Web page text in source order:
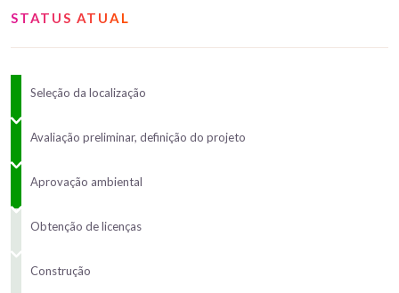
STATUS ATUAL
Seleção da localização
Avaliação preliminar, definição do projeto
Aprovação ambiental
Obtenção de licenças
Construção